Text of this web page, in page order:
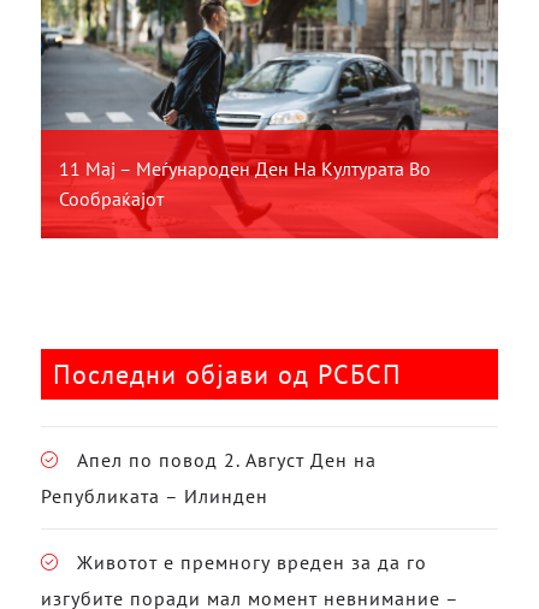
11 Мај – Меѓународен Ден На Културата Во
Сообраќајот
Последни објави од РСБСП
Апел по повод 2. Август Ден на
Републиката – Илинден
Животот е премногу вреден за да го
изгубите поради мал момент невнимание –